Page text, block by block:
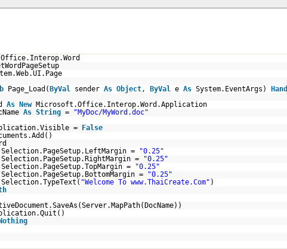
Page_Load( ByVal sender As Object, ByVal e As System.EventArgs)
As New
Microsoft.Office.Interop.Word.Application
As String =
"MyDoc/MyWord.doc"
=
False
=
"0.25"
=
"0.25"
=
"0.25"
=
"0.25"
"Welcome To www.ThaiCreate.Com" )
Nothing